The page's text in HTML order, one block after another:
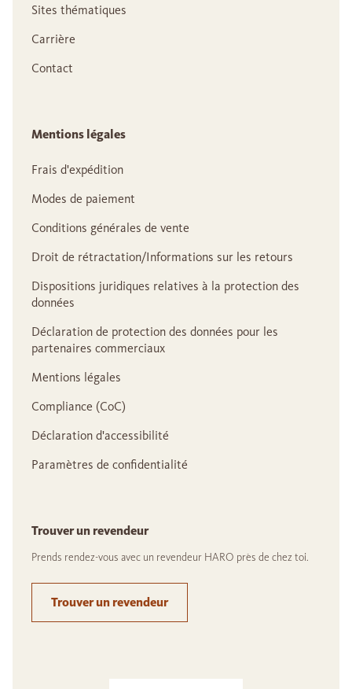
Sites thématiques
Carrière
Contact
Mentions légales
Frais d'expédition
Modes de paiement
Conditions générales de vente
Droit de rétractation/Informations sur les retours
Dispositions juridiques relatives à la protection des
données
Déclaration de protection des données pour les
partenaires commerciaux
Mentions légales
Compliance (CoC)
Déclaration d'accessibilité
Paramètres de confidentialité
Trouver un revendeur
Prends rendez-vous avec un revendeur HARO près de chez toi.
Trouver un revendeur